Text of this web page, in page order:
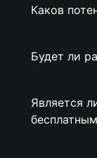
Каков
Будет ли
Является